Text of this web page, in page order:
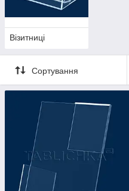
Візитниці
Сортування